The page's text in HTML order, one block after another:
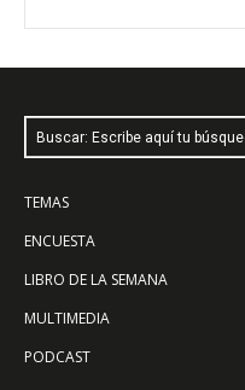
Buscar: Escribe aquí tu
TEMAS
ENCUESTA
LIBRO DE LA SEMANA
MULTIMEDIA
PODCAST